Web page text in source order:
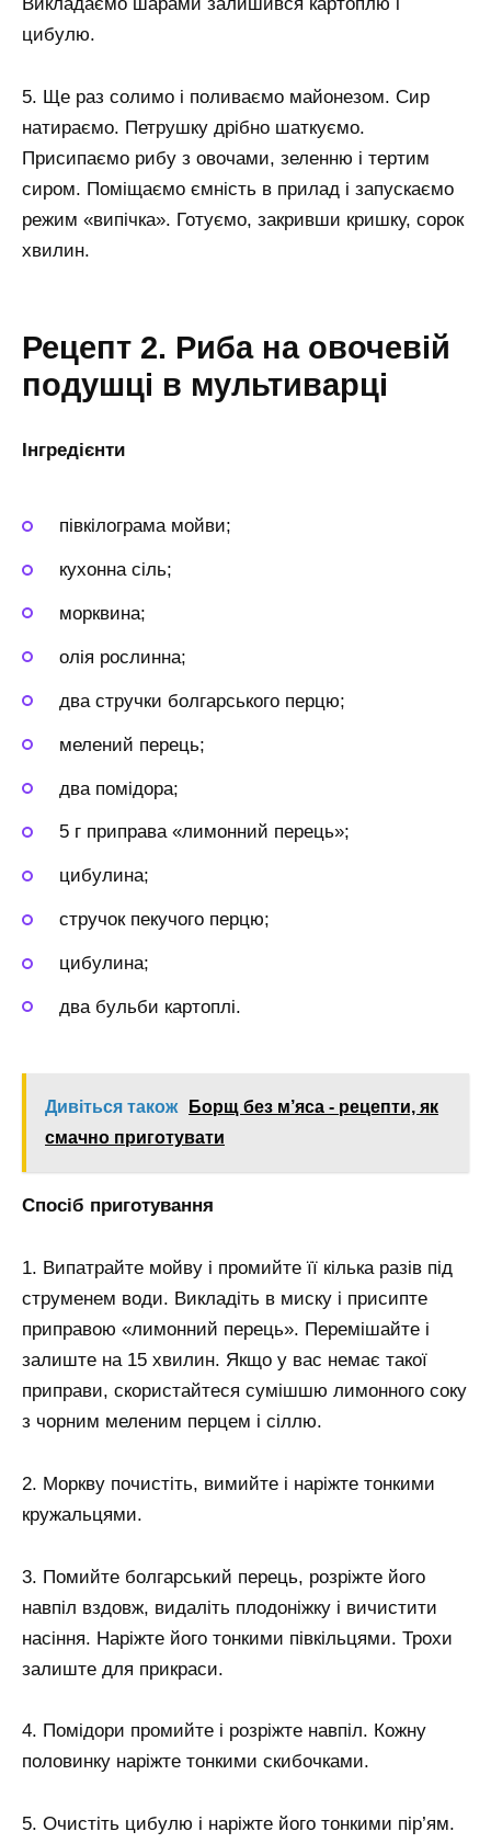
цибулю.
5. Ще раз солимо і поливаємо майонезом. Сир
натираємо. Петрушку дрібно шаткуємо.
Присипаємо рибу з овочами, зеленню і тертим
сиром. Поміщаємо ємність в прилад і запускаємо
режим «випічка». Готуємо, закривши кришку, сорок
хвилин.
Рецепт 2. Риба на овочевій
подушці в мультиварці
Інгредієнти
півкілограма мойви;
кухонна сіль;
морквина;
олія рослинна;
два стручки болгарського перцю;
мелений перець;
два помідора;
5 г приправа «лимонний перець»;
цибулина;
стручок пекучого перцю;
цибулина;
два бульби картоплі.
Дивіться також
Борщ без м’яса - рецепти, як
смачно приготувати
Спосіб приготування
1. Випатрайте мойву і промийте її кілька разів під
струменем води. Викладіть в миску і присипте
приправою «лимонний перець». Перемішайте і
залиште на 15 хвилин. Якщо у вас немає такої
приправи, скористайтеся сумішшю лимонного соку
з чорним меленим перцем і сіллю.
2. Моркву почистіть, вимийте і наріжте тонкими
кружальцями.
3. Помийте болгарський перець, розріжте його
навпіл вздовж, видаліть плодоніжку і вичистити
насіння. Наріжте його тонкими півкільцями. Трохи
залиште для прикраси.
4. Помідори промийте і розріжте навпіл. Кожну
половинку наріжте тонкими скибочками.
5. Очистіть цибулю і наріжте його тонкими пір’ям.